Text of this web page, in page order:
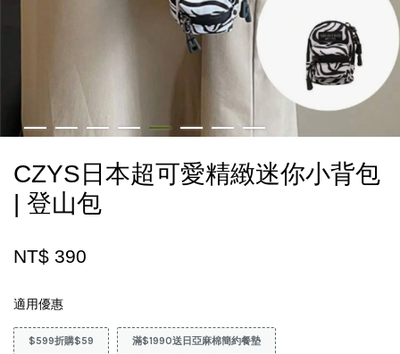
CZYS日本超可愛精緻迷你小背包
| 登山包
NT$ 390
適用優惠
$599折購$59 滿$1990送日亞麻棉簡約餐墊